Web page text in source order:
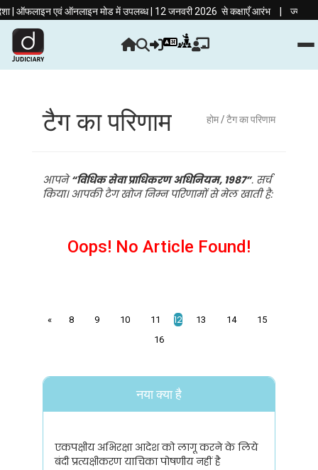
| ऑफलाइन एवं ऑनलाइन मोड में उपलब्ध | 12 जनवरी 2026 से कक्षाएँ आरंभ|
टैग का परिणाम होम/ टैग का परिणाम
आपने“विधिक सेवा प्राधिकरण अधिनियम, 1987”. सर्च
किया। आपकी टैग खोज निम्न परिणामों से मेल खाती है:
Oops! No Article Found!
« 8 9 10 11 12 13 14
15
16
नया क्या है
एकपक्षीय अभिरक्षा आदेश को लागू करने के लिये
बंदी प्रत्यक्षीकरण याचिका पोषणीय नहीं है